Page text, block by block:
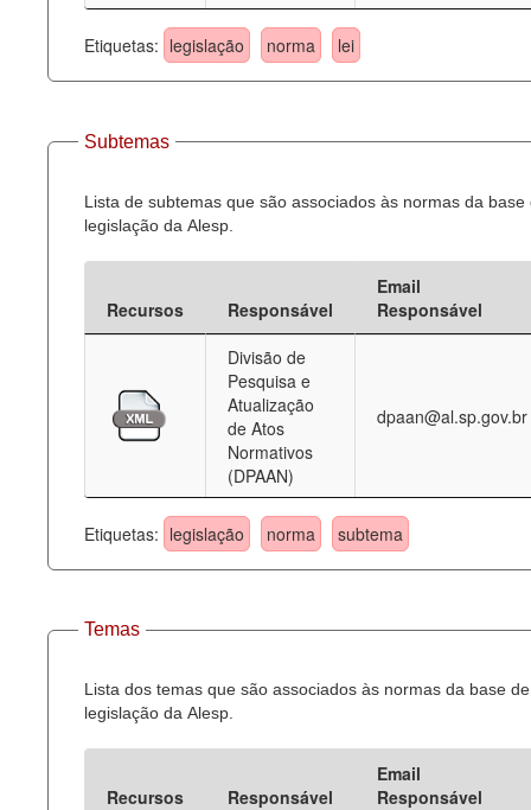
Etiquetas: legislação norma lei
Subtemas
Lista de subtemas que são associados às normas da base
legislação da Alesp.
Recursos Responsável
Email
Responsável
Divisão de
Pesquisa e
Atualização
de Atos
Normativos
(DPAAN)
dpaan@al.sp.gov.br
Etiquetas: legislação norma subtema
Temas
Lista dos temas que são associados às normas da base de
legislação da Alesp.
Recursos Responsável
Email
Responsável